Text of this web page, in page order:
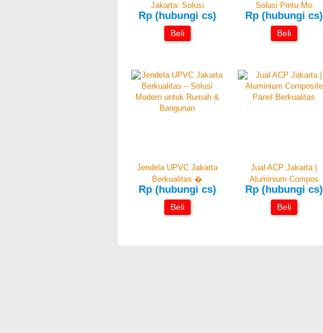
Jakarta: Solusi
Rp (hubungi cs)
Beli
Solusi Pintu Mo
Rp (hubungi cs)
Beli
Jendela UPVC Jakarta
Berkualitas �
Rp (hubungi cs)
Beli
Jual ACP Jakarta |
Aluminium Compos
Rp (hubungi cs)
Beli